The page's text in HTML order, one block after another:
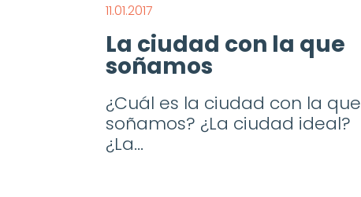
La ciudad con la que
soñamos
11.01.2017
¿Cuál es la ciudad con la que
soñamos? ¿La ciudad ideal?
¿La...